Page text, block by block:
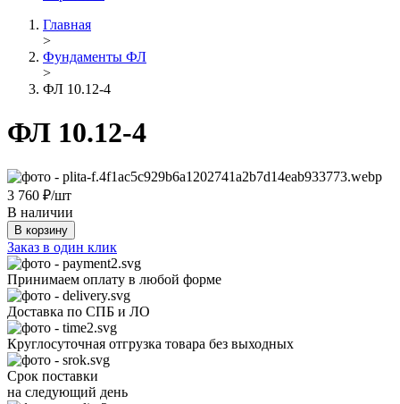
Главная
>
Фундаменты ФЛ
>
ФЛ 10.12‑4
ФЛ 10.12‑4
3 760 ₽/шт
В наличии
В корзину
Заказ в один клик
Принимаем оплату в любой форме
Доставка по СПБ и ЛО
Круглосуточная отгрузка товара без выходных
Срок поставки
на следующий день